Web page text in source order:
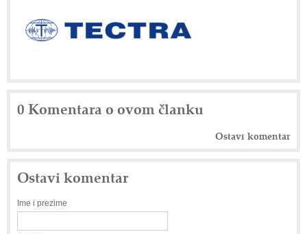
0 Komentara o ovom članku
Ostavi komentar
Ostavi komentar
Ime i prezime